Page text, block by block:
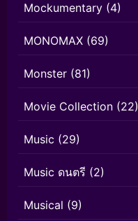
Mockumentary (4)
MONOMAX (69)
Monster (81)
Movie Collection (22)
Music (29)
Music ดนตรี (2)
Musical (9)